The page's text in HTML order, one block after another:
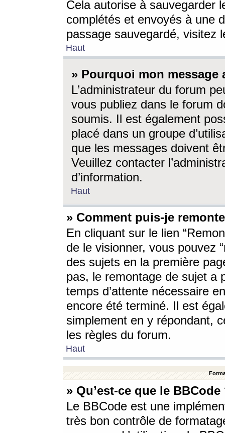
Cela autorise à sauvegarder
complétés et envoyés à une
passage sauvegardé, visitez
Haut
» Pourquoi mon message
L’administrateur du forum
vous publiez dans le forum
soumis. Il est également
placé dans un groupe
que les messages doivent
Veuillez contacter
d’information.
Haut
» Comment puis-je
En cliquant sur le lien
de le visionner, vous pouvez
des sujets en la première
pas, le remontage de sujet a
temps d’attente nécessaire
encore été terminé. Il est
simplement en y répondant,
les règles du forum.
Haut
» Qu’est-ce que le BBCode
Le BBCode est une
très bon contrôle de